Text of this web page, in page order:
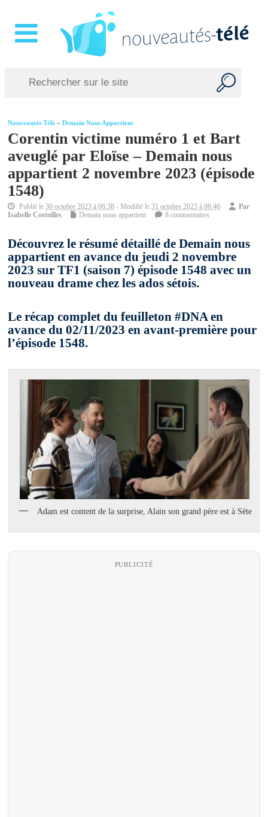
Nouveautés Télé »Demain Nous Appartient
Corentin victime numéro 1 et Bart
aveuglé par Eloïse – Demain nous
appartient 2 novembre 2023 (épisode
1548)
Publié le30 octobre 2023 à 06:38 - Modifié le31 octobre 2023 à 06:46
Par
Isabelle Corteilles
Demain nous appartient 8 commentaires
Découvrez le résumé détaillé de Demain nous
appartient en avance du jeudi 2 novembre
2023 sur TF1 (saison 7) épisode 1548 avec un
nouveau drame chez les ados sétois.
Le récap complet du feuilleton #DNA en
avance du 02/11/2023 en avant-première pour
l’épisode 1548.
Adam est content de la surprise, Alain son grand père est à Sète
PUBLICITÉ